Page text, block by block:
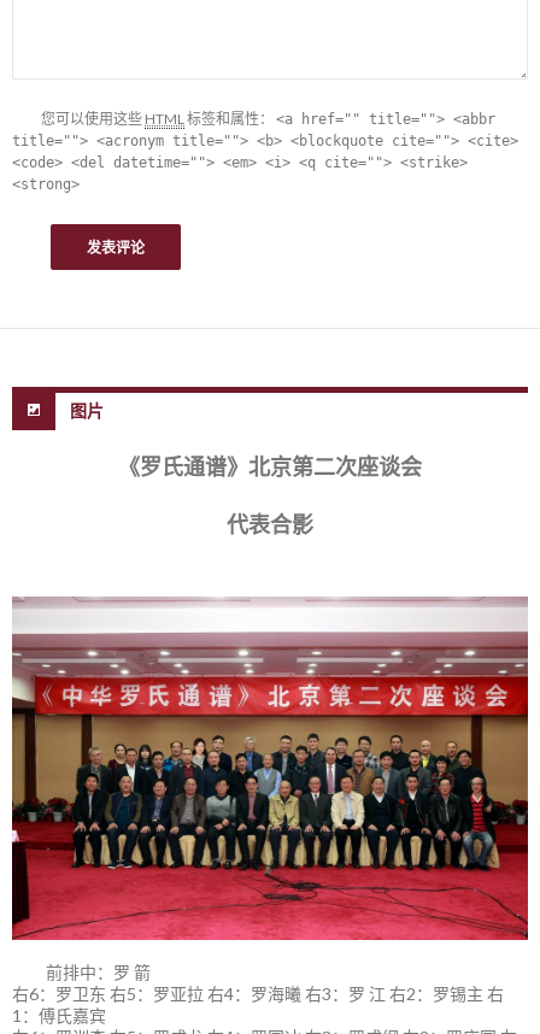
您可以使用这些 HTML标签和属性： <a href="" title=""> <abbr
title=""> <acronym title=""> <b> <blockquote cite=""> <cite>
<code> <del datetime=""> <em> <i> <q cite=""> <strike>
<strong>
图片
《罗氏通谱》北京第二次座谈会
代表合影
前排中：罗 箭
右6：罗卫东 右5：罗亚拉 右4：罗海曦 右3：罗 江 右2：罗锡主 右
1：傅氏嘉宾